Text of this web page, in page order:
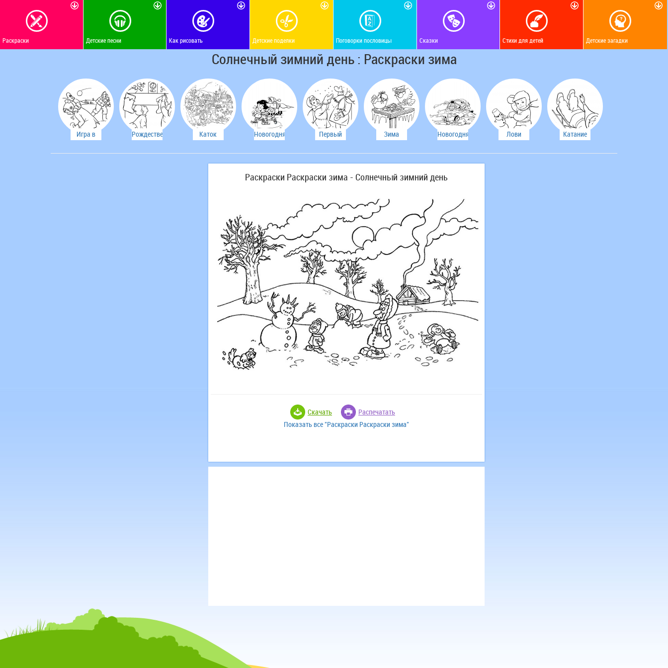
Раскраски Детские песни Как рисовать Детские поделки Поговорки пословицы Сказки Стихи для детей Детские загадки
Солнечный зимний день : Раскраски зима
Игра в
Рождественский
Каток
Новогодняя
Первый
Зима
Новогодняя
Лови
Катание
Раскраски Раскраски зима - Солнечный зимний день
Скачать
Распечатать
Показать все "Раскраски Раскраски зима"